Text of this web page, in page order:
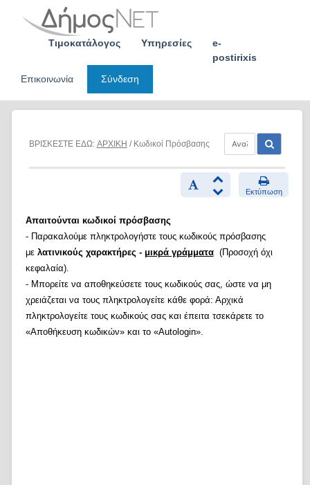
Τιμοκατάλογος Υπηρεσίες
e-
postirixis
Επικοινωνία
Σύνδεση
ΒΡΙΣΚΕΣΤΕ ΕΔΩ: ΑΡΧΙΚΗ / Κωδικοί Πρόσβασης
Εκτύπωση
Απαιτούνται κωδικοί πρόσβασης
- Παρακαλούμε πληκτρολογήστε τους κωδικούς πρόσβασης
με λατινικούς χαρακτήρες - μικρά γράμματα(Προσοχή όχι
κεφαλαία).
- Μπορείτε να αποθηκεύσετε τους κωδικούς σας, ώστε να μη
χρειάζεται να τους πληκτρολογείτε κάθε φορά: Αρχικά
πληκτρολογείτε τους κωδικούς σας και έπειτα τσεκάρετε το
«Αποθήκευση κωδικών» και το «Autologin».